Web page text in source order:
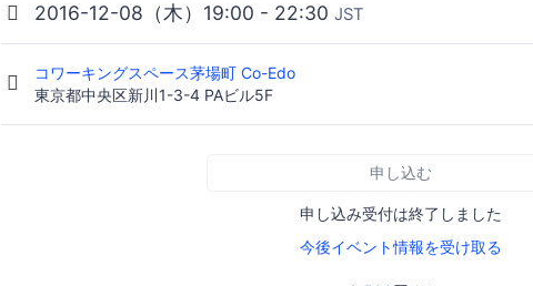
2016-12-08（木）19:00 - 22:30 JST
コワーキングスペース茅場町 Co-Edo
東京都中央区新川1-3-4 PAビル5F
申し込む
申し込み受付は終了しました
今後イベント情報を受け取る